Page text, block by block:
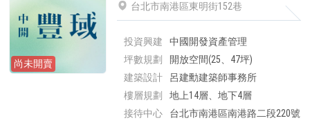
尚未開賣
台北市南港區東明街152巷
投資興建
中國開發資產管理
坪數規劃
開放空間(25、47坪)
建築設計
呂建勳建築師事務所
樓層規劃
地上14層、地下4層
接待中心
台北市南港區南港路二段220號